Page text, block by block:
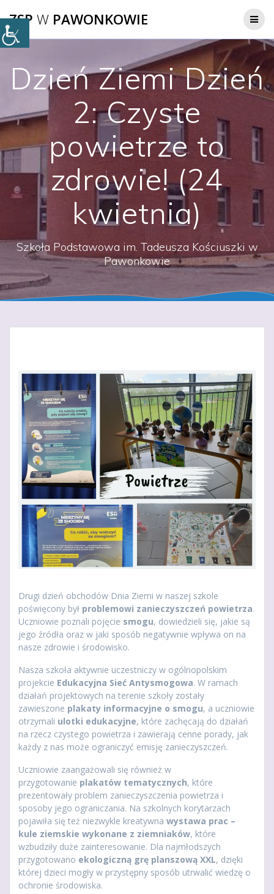
do
ZSP W PAWONKOWIE
Dzień Ziemi Dzień
2: Czyste
powietrze to
zdrowie! (24
kwietnia)
Szkoła Podstawowa im. Tadeusza Kościuszki w
Pawonkowie
Drugi dzień obchodów Dnia Ziemi w naszej szkole
poświęcony był problemowi zanieczyszczeń powietrza.
Uczniowie poznali pojęcie smogu, dowiedzieli się, jakie są
jego źródła oraz w jaki sposób negatywnie wpływa on na
nasze zdrowie i środowisko.
Nasza szkoła aktywnie uczestniczy w ogólnopolskim
projekcie Edukacyjna Sieć Antysmogowa. W ramach
działań projektowych na terenie szkoły zostały
zawieszone plakaty informacyjne o smogu, a uczniowie
otrzymali ulotki edukacyjne, które zachęcają do działań
na rzecz czystego powietrza i zawierają cenne porady, jak
każdy z nas może ograniczyć emisję zanieczyszczeń.
Uczniowie zaangażowali się również w
przygotowanie plakatów tematycznych, które
prezentowały problem zanieczyszczenia powietrza i
sposoby jego ograniczania. Na szkolnych korytarzach
pojawiła się też niezwykle kreatywna wystawa prac –
kule ziemskie wykonane z ziemniaków, które
wzbudziły duże zainteresowanie. Dla najmłodszych
przygotowano ekologiczną grę planszową XXL, dzięki
której dzieci mogły w przystępny sposób utrwalić wiedzę o
ochronie środowiska.